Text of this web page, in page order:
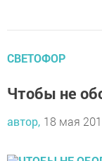
СВЕТОФОР
Чтобы не
автор, 18 мая